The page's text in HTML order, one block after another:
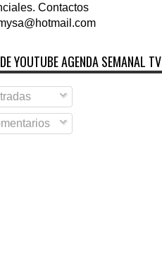
Contactos
YOUTUBE AGENDA SEMANAL TV